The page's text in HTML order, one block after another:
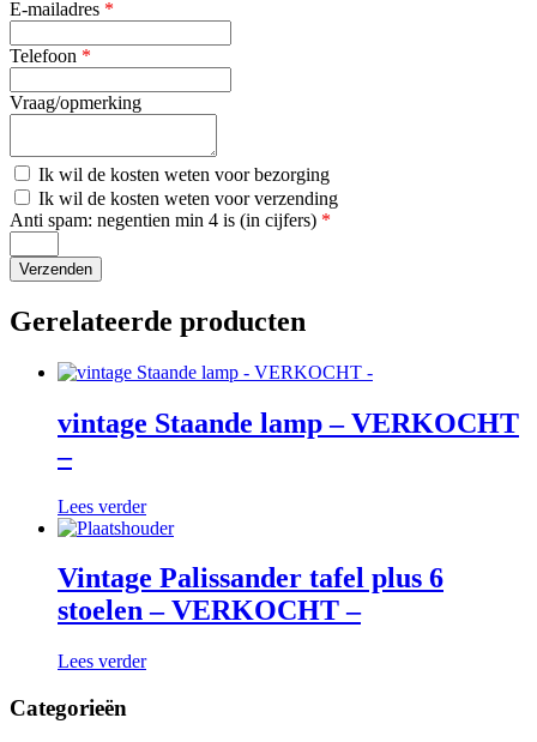
E-mailadres *
Telefoon *
Vraag/opmerking
Kosten
bezorging
Ik wil de kosten weten voor bezorging
Kosten
verzending
Ik wil de kosten weten voor verzending
Anti spam: negentien min 4 is (in cijfers) *
Gerelateerde producten
vintage Staande lamp – VERKOCHT
–
Lees verder
Vintage Palissander tafel plus 6
stoelen – VERKOCHT –
Lees verder
Categorieën